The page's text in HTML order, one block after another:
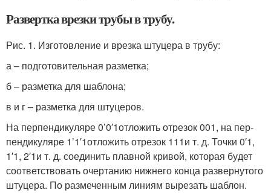
Развертка врезки трубы в трубу.
Рис. 1. Изготовление и врезка штуцера в трубу:
а – подготовительная разметка;
б – разметка для шаблона;
в и г – разметка для штуцеров.
На перпендикуляре 0’0′1отложить отрезок 001, на пер­
пендикуляре 1’1′1отложить отрезок 111и т. д. Точки 0′1,
1′1, 2′1и т. д. соединить плавной кривой, которая бу­дет
соответствовать очертанию нижнего конца развер­нутого
штуцера. По размеченным линиям вырезать шаблон.